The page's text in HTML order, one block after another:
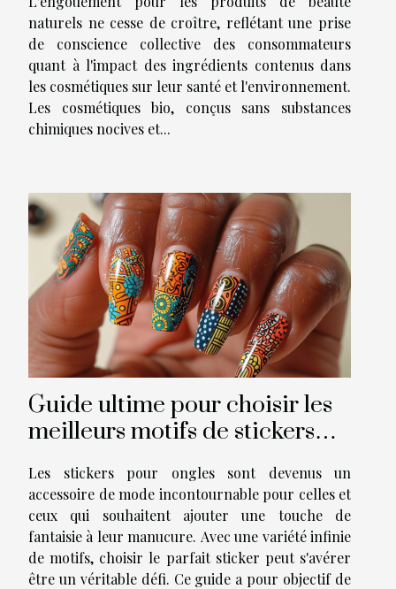
naturels ne cesse de croître, reflétant une prise
de conscience collective des consommateurs
quant à l'impact des ingrédients contenus dans
les cosmétiques sur leur santé et l'environnement.
Les cosmétiques bio, conçus sans substances
chimiques nocives et...
Guide ultime pour choisir les
meilleurs motifs de stickers
Les stickers pour ongles sont devenus un
accessoire de mode incontournable pour celles et
ceux qui souhaitent ajouter une touche de
fantaisie à leur manucure. Avec une variété infinie
de motifs, choisir le parfait sticker peut s'avérer
être un véritable défi. Ce guide a pour objectif de